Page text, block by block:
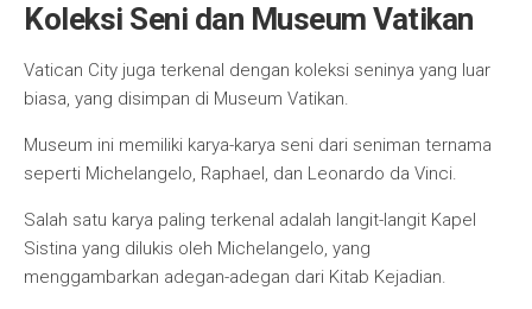
Koleksi Seni dan Museum Vatikan
Vatican City juga terkenal dengan koleksi seninya yang luar
biasa, yang disimpan di Museum Vatikan.
Museum ini memiliki karya-karya seni dari seniman ternama
seperti Michelangelo, Raphael, dan Leonardo da Vinci.
Salah satu karya paling terkenal adalah langit-langit Kapel
Sistina yang dilukis oleh Michelangelo, yang
menggambarkan adegan-adegan dari Kitab Kejadian.